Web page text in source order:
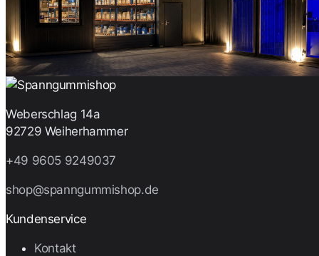
Weberschlag 14a
92729 Weiherhammer
+49 9605 9249037
shop@spanngummishop.de
Kundenservice
Kontakt